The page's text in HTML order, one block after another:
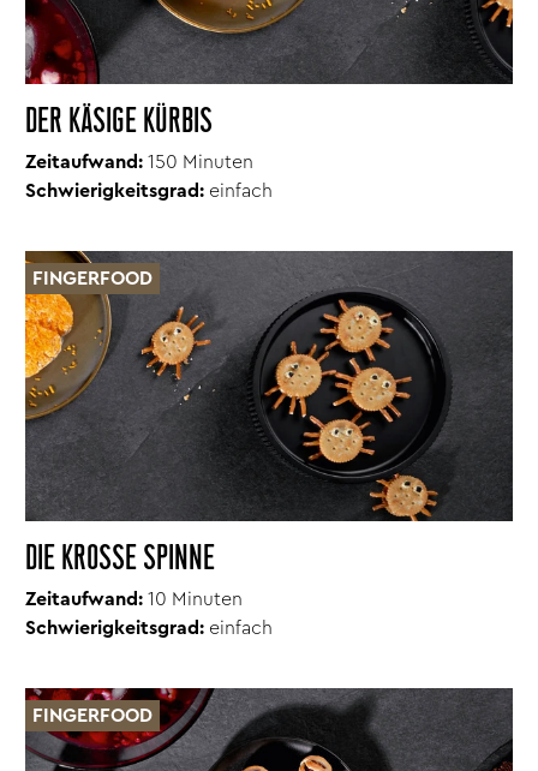
DER KÄSIGE KÜRBIS
Zeitaufwand: 150 Minuten
Schwierigkeitsgrad: einfach
DIE KROSSE SPINNE
FINGERFOOD
Zeitaufwand: 10 Minuten
Schwierigkeitsgrad: einfach
FINGERFOOD